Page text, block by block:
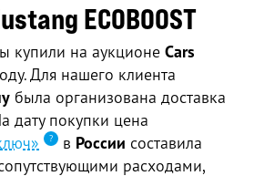
ECOBOOST
купили на аукционе Cars
Для нашего клиента
была организована доставка
дату покупки цена
в России составила
расходами,